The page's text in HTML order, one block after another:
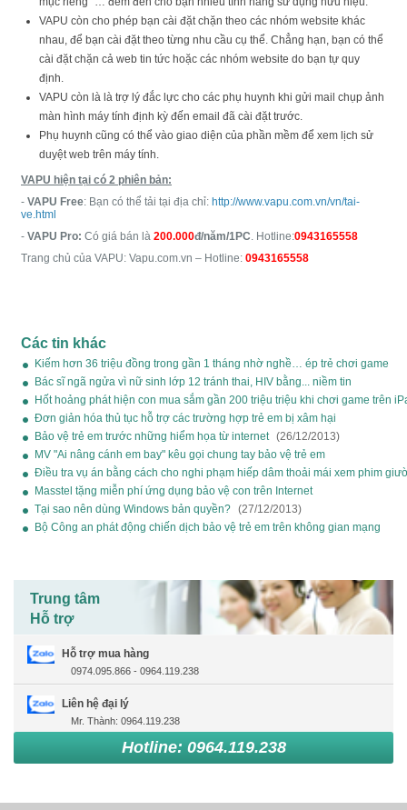
VAPU còn cho phép bạn cài đặt chặn theo các nhóm website khác
nhau, để bạn cài đặt theo từng nhu cầu cụ thể. Chẳng hạn, bạn có thể
cài đặt chặn cả web tin tức hoặc các nhóm website do bạn tự quy
định.
VAPU còn là là trợ lý đắc lực cho các phụ huynh khi gửi mail chụp ảnh
màn hình máy tính định kỳ đến email đã cài đặt trước.
Phụ huynh cũng có thể vào giao diện của phần mềm để xem lịch sử
duyệt web trên máy tính.
VAPU hiện tại có 2 phiên bản:
- VAPU Free: Bạn có thể tải tại địa chỉ: http://www.vapu.com.vn/vn/tai-
ve.html
- VAPU Pro: Có giá bán là 200.000đ/năm/1PC . Hotline:0943165558
Trang chủ của VAPU: Vapu.com.vn – Hotline: 0943165558
Các tin khác
Kiếm hơn 36 triệu đồng trong gần 1 tháng nhờ nghề… ép trẻ chơi game
(07/09/2025)
Bác sĩ ngã ngửa vì nữ sinh lớp 12 tránh thai, HIV bằng... niềm tin
(13/07/2025)
Hốt hoảng phát hiện con mua sắm gần 200 triệu triệu khi chơi game trên
(13/07/2025)
Đơn giản hóa thủ tục hỗ trợ các trường hợp trẻ em bị xâm hại
(02/09/2025)
Bảo vệ trẻ em trước những hiểm họa từ internet (26/12/2013)
MV "Ai nâng cánh em bay" kêu gọi chung tay bảo vệ trẻ em
(13/07/2025)
Điều tra vụ án bằng cách cho nghi phạm hiếp dâm thoải mái xem phim
(13/07/2025)
Masstel tặng miễn phí ứng dụng bảo vệ con trên Internet
(13/07/2025)
Tại sao nên dùng Windows bản quyền? (27/12/2013)
Bộ Công an phát động chiến dịch bảo vệ trẻ em trên không gian mạng
Trung tâm
Hỗ trợ
Hỗ trợ mua hàng
0974.095.866 - 0964.119.238
Liên hệ đại lý
Mr. Thành: 0964.119.238
Hotline: 0964.119.238